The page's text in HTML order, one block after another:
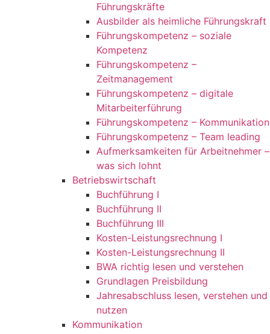
Führungskräfte
Ausbilder als heimliche Führungskraft
Führungskompetenz – soziale
Kompetenz
Führungskompetenz –
Zeitmanagement
Führungskompetenz – digitale
Mitarbeiterführung
Führungskompetenz – Kommunikation
Führungskompetenz – Team leading
Aufmerksamkeiten für Arbeitnehmer –
was sich lohnt
Betriebswirtschaft
Buchführung I
Buchführung II
Buchführung III
Kosten-Leistungsrechnung I
Kosten-Leistungsrechnung II
BWA richtig lesen und verstehen
Grundlagen Preisbildung
Jahresabschluss lesen, verstehen und
nutzen
Kommunikation